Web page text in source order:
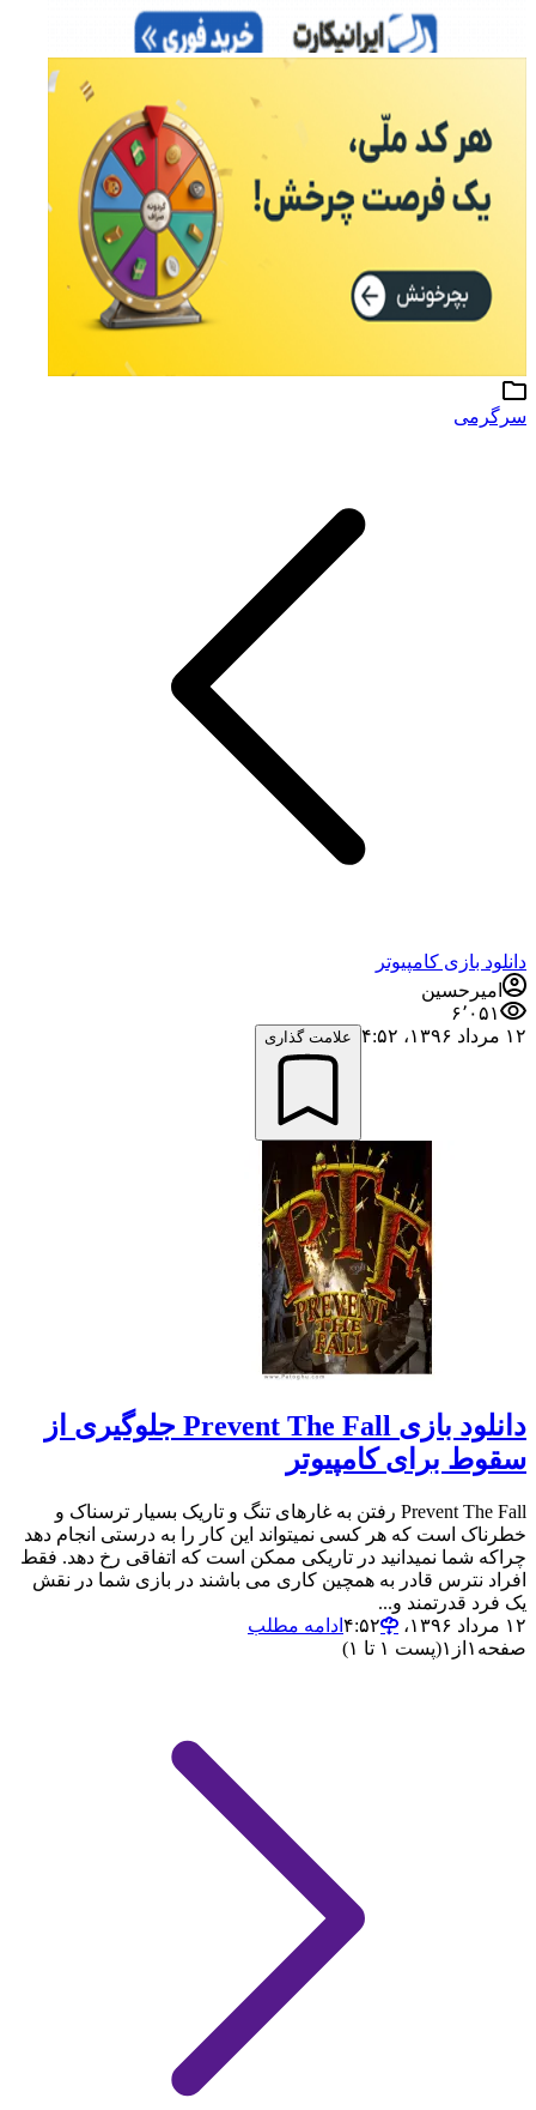
سرگرمی
دانلود بازی کامپیوتر
امیرحسین
۶٬۰۵۱
۱۲ مرداد ۱۳۹۶،‏ ۴:۵۲
علامت گذاری
دانلود بازی Prevent The Fall جلوگیری از
سقوط برای کامپیوتر
Prevent The Fall رفتن به غارهای تنگ و تاریک بسیار ترسناک و
خطرناک است که هر کسی نمیتواند این کار را به درستی انجام دهد
چراکه شما نمیدانید در تاریکی ممکن است که اتفاقی رخ دهد. فقط
افراد نترس قادر به همچین کاری می باشند در بازی شما در نقش
یک فرد قدرتمند و...
۱۲ مرداد ۱۳۹۶،‏ ۴:۵۲
ادامه مطلب
صفحه ۱ از ۱(پست ۱ تا ۱)